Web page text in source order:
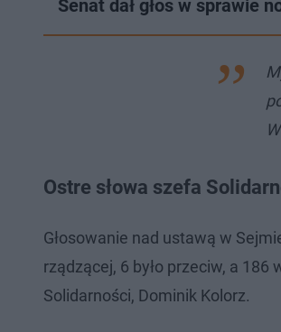
Senat dał głos w sprawie
Ostre słowa szefa
Głosowanie nad ustawą w
rządzącej, 6 było przeciw, a
Solidarności, Dominik Kolorz.